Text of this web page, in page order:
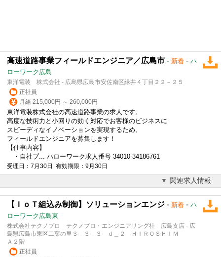
高速道路事業フィールドエンジニア／広島市 - 新着 - ハ
ローワーク広島
東洋電装 株式会社 - 広島県広島市安佐南区緑井４丁目２２－２５
正社員
月給 215,000円 ～ 260,000円
東洋電装株式会社の高速道路事業の求人です。
高度な技術力と小回りの効く対応でお客様のビジネスに
スピーディなイノベーションを実現するため、
フィールドエンジニアを募集します！
【仕事内容】
・自社プ... ハローワーク求人番号 34010-34186761
受理日：7月30日 有効期限：9月30日
関連求人情報
【ＩｏＴ組込み制御】ソリューションエンジ - 新着 - ハ
ローワーク広島東
株式会社テクノプロ テクノプロ・エンジニアリング社 広島支店 - 広
島県広島市東区二葉の里３－３－３ ｄ＿２ ＨＩＲＯＳＨＩＭ
Ａ２階
正社員